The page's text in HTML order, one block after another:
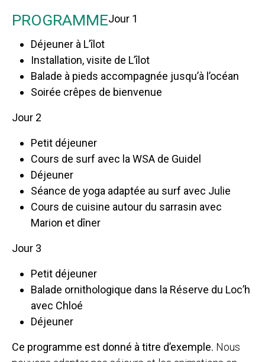
PROGRAMMEJour 1
Déjeuner à L’îlot
Installation, visite de L’îlot
Balade à pieds accompagnée jusqu’à l’océan
Soirée crêpes de bienvenue
Jour 2
Petit déjeuner
Cours de surf avec la WSA de Guidel
Déjeuner
Séance de yoga adaptée au surf avec Julie
Cours de cuisine autour du sarrasin avec
Marion et dîner
Jour 3
Petit déjeuner
Balade ornithologique dans la Réserve du Loc’h
avec Chloé
Déjeuner
Ce programme est donné à titre d’exemple. Nous